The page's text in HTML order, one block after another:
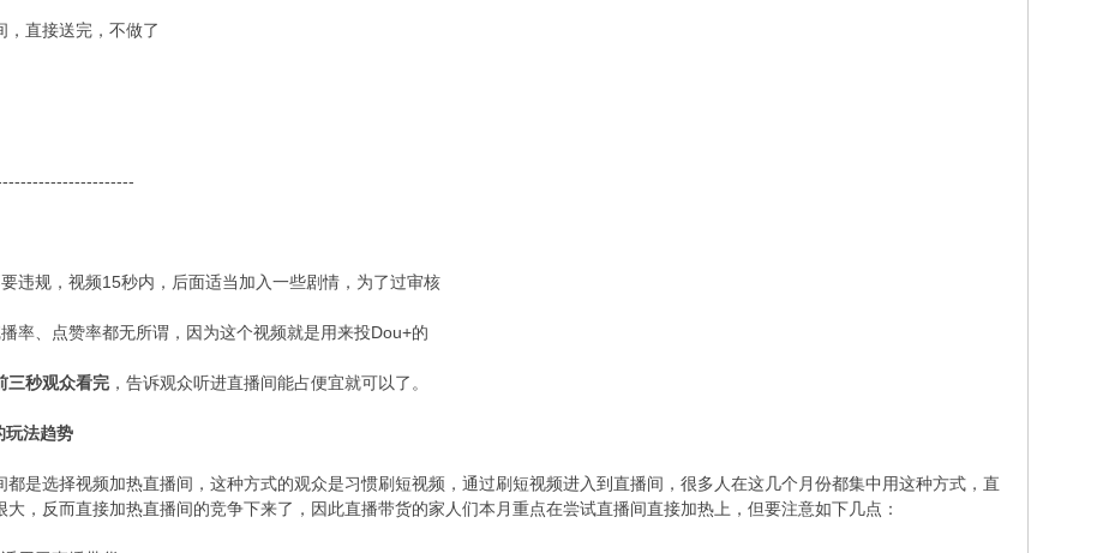
直接送完，不做了
规，视频15秒内，后面适当加入一些剧情，为了过审核
、点赞率都无所谓，因为这个视频就是用来投Dou+的
三秒观众看完 ，告诉观众听进直播间能占便宜就可以了。
玩法趋势
选择视频加热直播间，这种方式的观众是习惯刷短视频，通过刷短视频进入到直播间，很多人在这几个月份都集中用这种方式，直
，反而直接加热直播间的竞争下来了，因此直播带货的家人们本月重点在尝试直播间直接加热上，但要注意如下几点：